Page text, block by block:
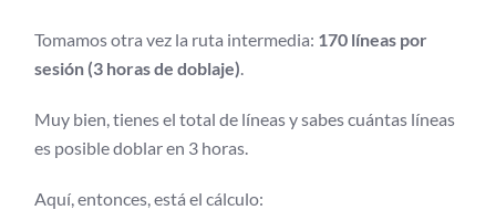
Tomamos otra vez la ruta intermedia: 170 líneas por
sesión (3 horas de doblaje)
Muy bien, tienes el total de líneas y sabes cuántas líneas
es posible doblar en 3 horas.
Aquí, entonces, está el cálculo: